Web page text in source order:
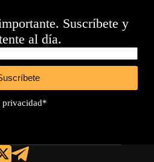
Suscríbete y
al día.
privacidad*